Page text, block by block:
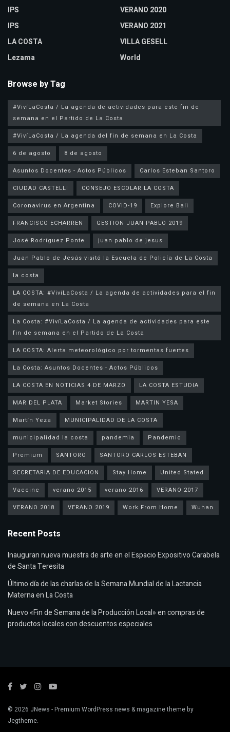
IPS
IPS
LA COSTA
Lezama
VERANO 2020
VERANO 2021
VILLA GESELL
World
Browse by Tag
#VivíLaCosta / La agenda de actividades para este fin de
semana en el Partido de La Costa
#VivíLaCosta / La agenda del fin de semana en La Costa
6 de agosto
8 de agosto
Asuntos Docentes - Actos Públicos
Carlos Esteban Santoro
CIUDAD CASTELLI
CONSEJO ESCOLAR LA COSTA
Coronavirus en Argentina
COVID-19
Explore Bali
FRANCISCO ECHARREN
GESTION JUAN PABLO 2019
José Rodríguez Ponte
juan pablo de jesus
la costa
LA COSTA: #VivíLaCosta / La agenda de actividades para el fin
de semana en La Costa
La Costa: #VivíLaCosta / La agenda de actividades para este
fin de semana en el Partido de La Costa
LA COSTA: Alerta meteorológico por tormentas fuertes
La Costa: Asuntos Docentes - Actos Públicos
LA COSTA EN NOTICIAS 4 DE MARZO
LA COSTA ESTUDIA
MAR DEL PLATA
Market Stories
MARTIN YESA
Martín Yeza
MUNICIPALIDAD DE LA COSTA
municipalidad la costa
pandemia
Pandemic
Premium
SANTORO
SANTORO CARLOS ESTEBAN
SECRETARIA DE EDUCACION
Stay Home
United Stated
Vaccine
verano 2015 verano 2016
VERANO 2017
VERANO 2018
VERANO 2019 Work From Home Wuhan
Recent Posts
Inauguran nueva muestra de arte en el Espacio Expositivo Carabela
de Santa Teresita
Último día de las charlas de la Semana Mundial de la Lactancia
Materna en La Costa
Nuevo «Fin de Semana de la Producción Local» en compras de
productos locales con descuentos especiales
© 2026 JNews - Premium WordPress news & magazine theme by
Jegtheme.